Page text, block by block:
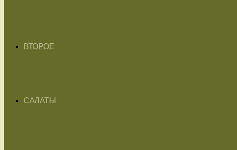
ВТОРОЕ
САЛАТЫ